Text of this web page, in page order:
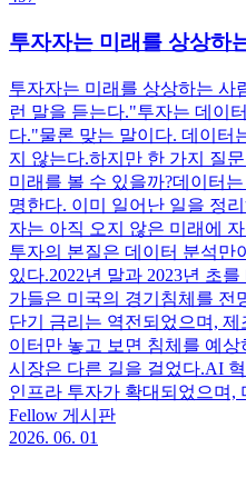
투자자는 미래를 상상하
투자자는 미래를 상상하는 사
런 말을 듣는다. ​ "투자는 데이
다." ​ 물론 맞는 말이다. 데이
지 않는다. ​ 하지만 한 가지 질
미래를 볼 수 있을까? ​ 데이터
명한다. 이미 일어난 일을 정
자는 아직 오지 않은 미래에
투자의 본질은 데이터 분석만
있다. ​ 2022년 말과 2023년 초
가들은 미국의 경기침체를 전
단기 금리는 역전되었으며, 제
이터만 놓고 보면 침체를 예상
시장은 다른 길을 걸었다. ​ AI
인프라 투자가 확대되었으며,
Fellow 게시판
2026. 06. 01